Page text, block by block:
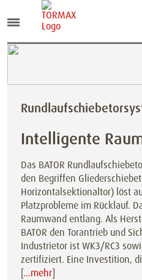
Intelligente
Das BATOR
den Begriffen
Horizontalsektionaltor) löst
Platzprobleme im Rücklauf.
Raumwand entlang. Als
BATOR den Torantrieb und
Industrietor ist WK3/RC3
zertifiziert. Eine Investition,
[…mehr]